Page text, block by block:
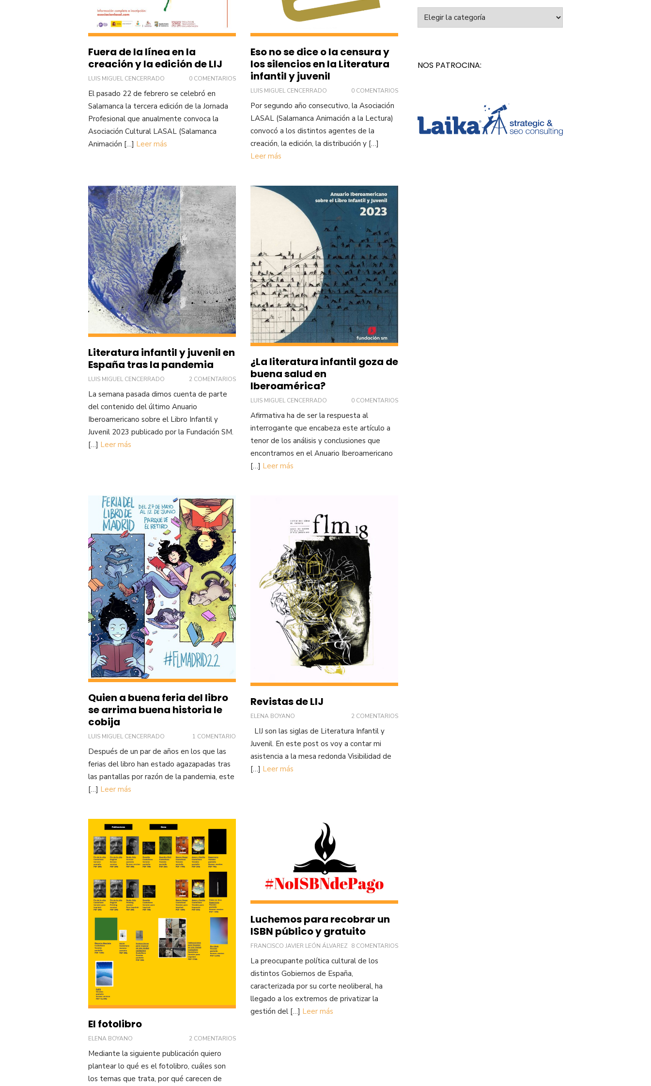
Fuera de la línea en la
creación y la edición de LIJ
LUIS MIGUEL CENCERRADO 0 COMENTARIOS
El pasado 22 de febrero se celebró en
Salamanca la tercera edición de la Jornada
Profesional que anualmente convoca la
Asociación Cultural LASAL (Salamanca
Animación […] Leer más
Eso no se dice o la censura y
los silencios en la Literatura
infantil y juvenil
LUIS MIGUEL CENCERRADO 0 COMENTARIOS
Por segundo año consecutivo, la Asociación
LASAL (Salamanca Animación a la Lectura)
convocó a los distintos agentes de la
creación, la edición, la distribución y […]
Leer más
Literatura infantil y juvenil en
España tras la pandemia
LUIS MIGUEL CENCERRADO 2 COMENTARIOS
La semana pasada dimos cuenta de parte
del contenido del último Anuario
Iberoamericano sobre el Libro Infantil y
Juvenil 2023 publicado por la Fundación SM.
[…] Leer más
¿La literatura infantil goza de
buena salud en
Iberoamérica?
LUIS MIGUEL CENCERRADO 0 COMENTARIOS
Afirmativa ha de ser la respuesta al
interrogante que encabeza este artículo a
tenor de los análisis y conclusiones que
encontramos en el Anuario Iberoamericano
[…] Leer más
Quien a buena feria del libro
se arrima buena historia le
cobija
LUIS MIGUEL CENCERRADO 1 COMENTARIO
Después de un par de años en los que las
ferias del libro han estado agazapadas tras
las pantallas por razón de la pandemia, este
[…] Leer más
Revistas de LIJ
ELENA BOYANO 2 COMENTARIOS
LIJ son las siglas de Literatura Infantil y
Juvenil. En este post os voy a contar mi
asistencia a la mesa redonda Visibilidad de
[…] Leer más
El fotolibro
ELENA BOYANO 2 COMENTARIOS
Mediante la siguiente publicación quiero
plantear lo qué es el fotolibro, cuáles son
los temas que trata, por qué carecen de
Luchemos para recobrar un
ISBN público y gratuito
FRANCISCO JAVIER LEÓN ÁLVAREZ 8 COMENTARIOS
La preocupante política cultural de los
distintos Gobiernos de España,
caracterizada por su corte neoliberal, ha
llegado a los extremos de privatizar la
gestión del […] Leer más
NOS PATROCINA: